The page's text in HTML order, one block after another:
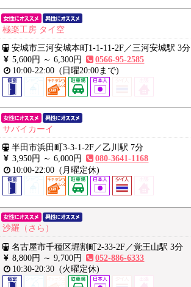
極楽工房 タイ空
安城市三河安城本町1-1-11-2F／三河安城駅 3分
5,600円 ～6,300円
0566-95-2585
10:00-22:00 (日曜20:00まで)
サバイカーイ
半田市浜田町3-3-1-2F／乙川駅 7分
3,950円 ～6,000円
080-3641-1168
10:00-22:00 (月曜定休)
沙羅（さら）
名古屋市千種区堀割町2-33-2F／覚王山駅 3分
8,800円 ～9,700円
052-886-6333
10:30-20:30 (火曜定休)